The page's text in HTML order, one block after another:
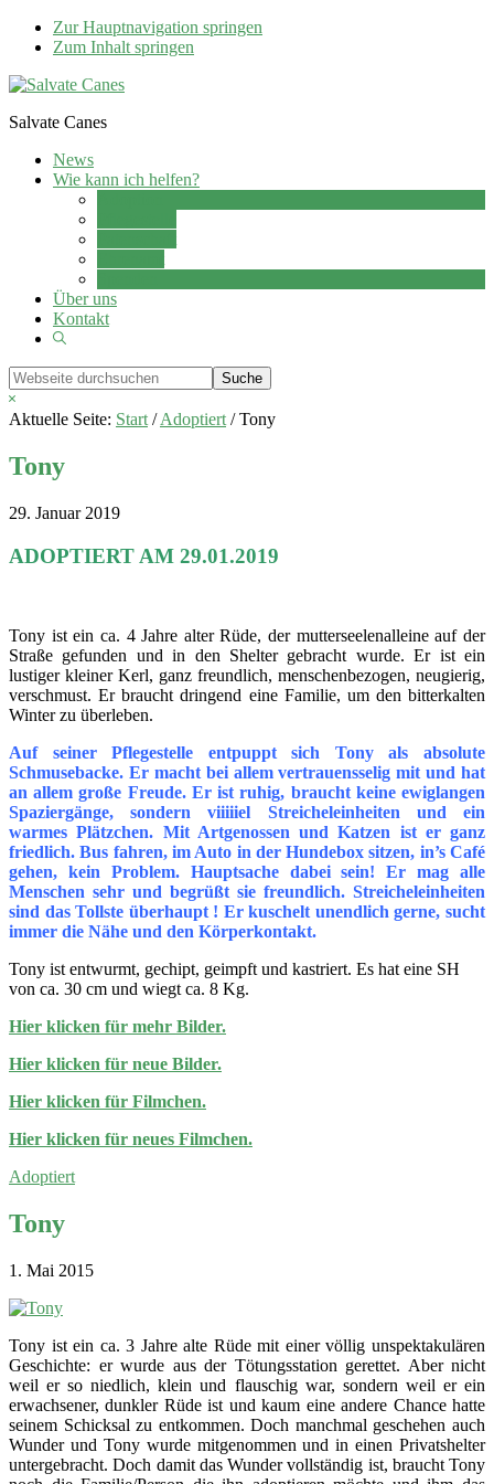
Zur Hauptnavigation springen
Zum Inhalt springen
Salvate Canes
News
Wie kann ich helfen?
Über uns
Kontakt
Show
Webseite
durchsuchen
Hide
Search
Aktuelle Seite: Start / Adoptiert /Tony
Tony
29. Januar 2019
ADOPTIERT AM 29.01.2019
Tony ist ein ca. 4 Jahre alter Rüde, der mutterseelenalleine auf der
Straße gefunden und in den Shelter gebracht wurde. Er ist ein
lustiger kleiner Kerl, ganz freundlich, menschenbezogen, neugierig,
verschmust. Er braucht dringend eine Familie, um den bitterkalten
Winter zu überleben.
Auf seiner Pflegestelle entpuppt sich Tony als absolute
Schmusebacke. Er macht bei allem vertrauensselig mit und hat
an allem große Freude. Er ist ruhig, braucht keine ewiglangen
Spaziergänge, sondern viiiiiel Streicheleinheiten und ein
warmes Plätzchen. Mit Artgenossen und Katzen ist er ganz
friedlich. Bus fahren, im Auto in der Hundebox sitzen, in’s Café
gehen, kein Problem. Hauptsache dabei sein! Er mag alle
Menschen sehr und begrüßt sie freundlich. Streicheleinheiten
sind das Tollste überhaupt ! Er kuschelt unendlich gerne, sucht
immer die Nähe und den Körperkontakt.
Tony ist entwurmt, gechipt, geimpft und kastriert. Es hat eine SH
von ca. 30 cm und wiegt ca. 8 Kg.
Hier klicken für mehr Bilder.
Hier klicken für neue Bilder.
Hier klicken für Filmchen.
Hier klicken für neues Filmchen.
Adoptiert
Tony
1. Mai 2015
Tony ist ein ca. 3 Jahre alte Rüde mit einer völlig unspektakulären
Geschichte: er wurde aus der Tötungsstation gerettet. Aber nicht
weil er so niedlich, klein und flauschig war, sondern weil er ein
erwachsener, dunkler Rüde ist und kaum eine andere Chance hatte
seinem Schicksal zu entkommen. Doch manchmal geschehen auch
Wunder und Tony wurde mitgenommen und in einen Privatshelter
untergebracht. Doch damit das Wunder vollständig ist, braucht Tony